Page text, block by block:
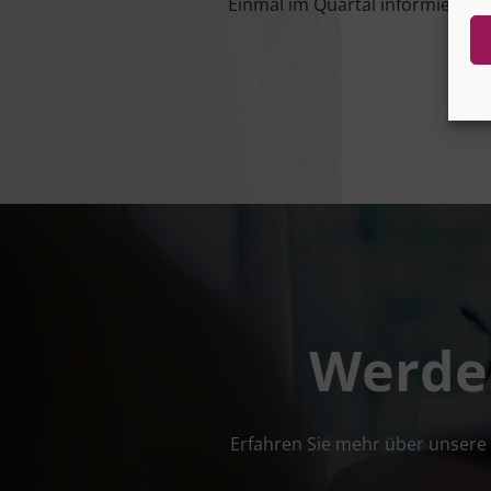
Erfah­ren Sie mehr über